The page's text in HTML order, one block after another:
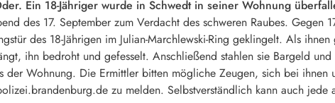
Ein 18-Jähriger wurde in Schwedt in seiner Wohnung
des 17. September zum Verdacht des schweren Raubes. Gegen
des 18-Jährigen im Julian-Marchlewski-Ring geklingelt. Als
ihn bedroht und gefesselt. Anschließend stahlen sie Bargeld
der Wohnung. Die Ermittler bitten mögliche Zeugen, sich bei
zu melden. Selbstverständlich kann auch jede